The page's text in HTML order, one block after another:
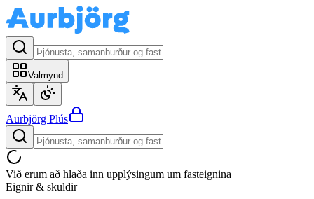
Valmynd
Aurbjörg Plús
Við erum að hlaða inn upplýsingum um fasteignina
Eignir & skuldir